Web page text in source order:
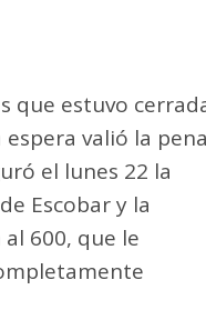
que estuvo
valió la
el lunes 22 la
Escobar y la
600, que le